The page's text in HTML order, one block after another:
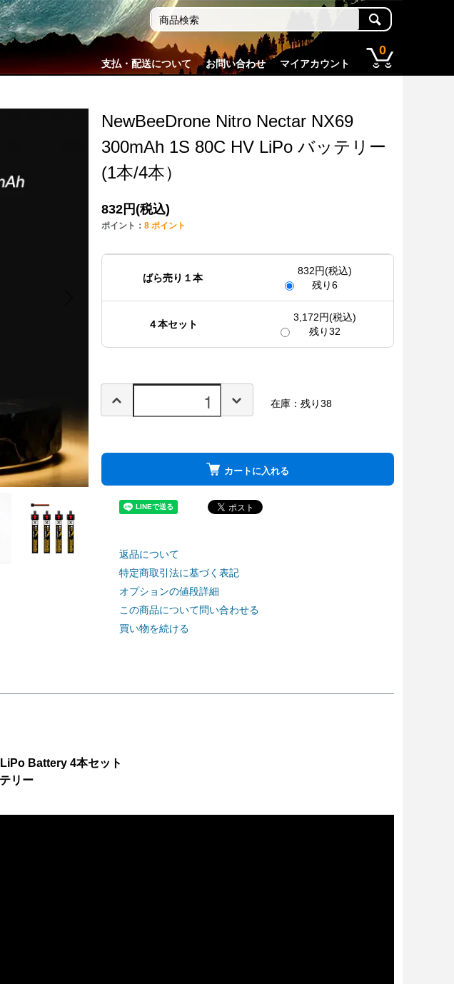
支払・配送について お問い合わせ マイアカウント
0
NewBeeDrone Nitro Nectar NX69
300mAh 1S 80C HV LiPo バッテリー
(1本/4本）
832円(税込)
ポイント： 8 ポイント
ばら売り１本
832円(税込)
残り6
４本セット
3,172円(税込)
残り32
在庫：残り38
カートに入れる
返品について
特定商取引法に基づく表記
オプションの値段詳細
この商品について問い合わせる
買い物を続ける
Battery 4本セット
リー